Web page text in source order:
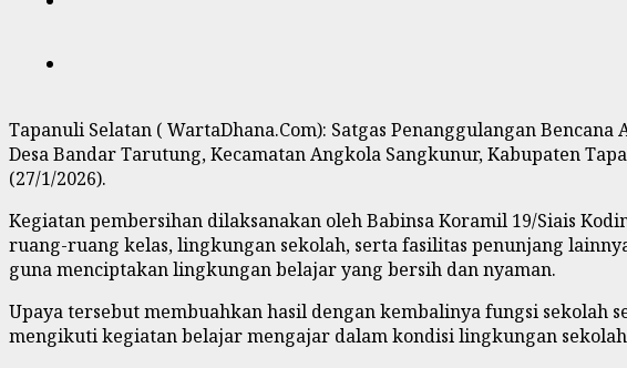
Tapanuli Selatan ( WartaDhana.Com): Satgas Penanggulangan
Desa Bandar Tarutung, Kecamatan Angkola Sangkunur, Kabupaten
(27/1/2026).
Kegiatan pembersihan dilaksanakan oleh Babinsa Koramil 19/Siais
ruang-ruang kelas, lingkungan sekolah, serta fasilitas penunjang
guna menciptakan lingkungan belajar yang bersih dan nyaman.
Upaya tersebut membuahkan hasil dengan kembalinya fungsi sekolah
mengikuti kegiatan belajar mengajar dalam kondisi lingkungan